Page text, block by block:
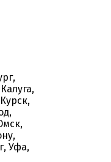
Уфа,